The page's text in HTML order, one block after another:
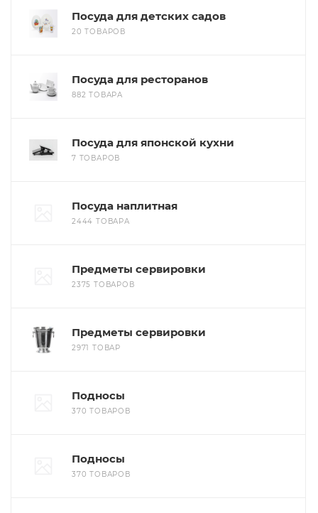
Посуда для детских садов
20 ТОВАРОВ
Посуда для ресторанов
882 ТОВАРА
Посуда для японской кухни
7 ТОВАРОВ
Посуда наплитная
2444 ТОВАРА
Предметы сервировки
2375 ТОВАРОВ
Предметы сервировки
2971 ТОВАР
Подносы
370 ТОВАРОВ
Подносы
370 ТОВАРОВ